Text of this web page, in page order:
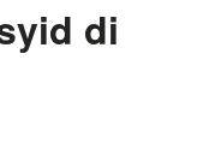
di